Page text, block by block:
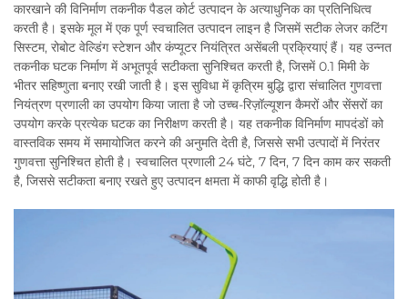
कारखाने की विनिर्माण तकनीक पैडल कोर्ट उत्पादन के अत्याधुनिक का प्रतिनिधित्व
करती है। इसके मूल में एक पूर्ण स्वचालित उत्पादन लाइन है जिसमें सटीक लेजर कटिंग
सिस्टम, रोबोट वेल्डिंग स्टेशन और कंप्यूटर नियंत्रित असेंबली प्रक्रियाएं हैं। यह उन्नत
तकनीक घटक निर्माण में अभूतपूर्व सटीकता सुनिश्चित करती है, जिसमें 0.1 मिमी के
भीतर सहिष्णुता बनाए रखी जाती है। इस सुविधा में कृत्रिम बुद्धि द्वारा संचालित गुणवत्ता
नियंत्रण प्रणाली का उपयोग किया जाता है जो उच्च-रिज़ॉल्यूशन कैमरों और सेंसरों का
उपयोग करके प्रत्येक घटक का निरीक्षण करती है। यह तकनीक विनिर्माण मापदंडों को
वास्तविक समय में समायोजित करने की अनुमति देती है, जिससे सभी उत्पादों में निरंतर
गुणवत्ता सुनिश्चित होती है। स्वचालित प्रणाली 24 घंटे, 7 दिन, 7 दिन काम कर सकती
है, जिससे सटीकता बनाए रखते हुए उत्पादन क्षमता में काफी वृद्धि होती है।